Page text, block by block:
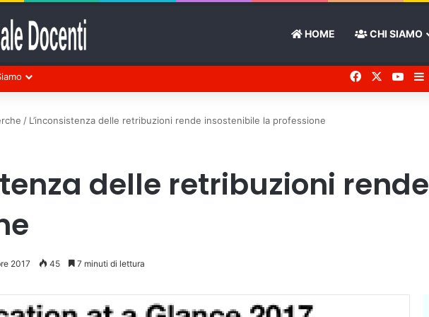
HOME CHI SIAMO
Facebook You
/ L’inconsistenza delle retribuzioni rende insostenibile la professione
delle retribuzioni
2017 45 7 minuti di lettura